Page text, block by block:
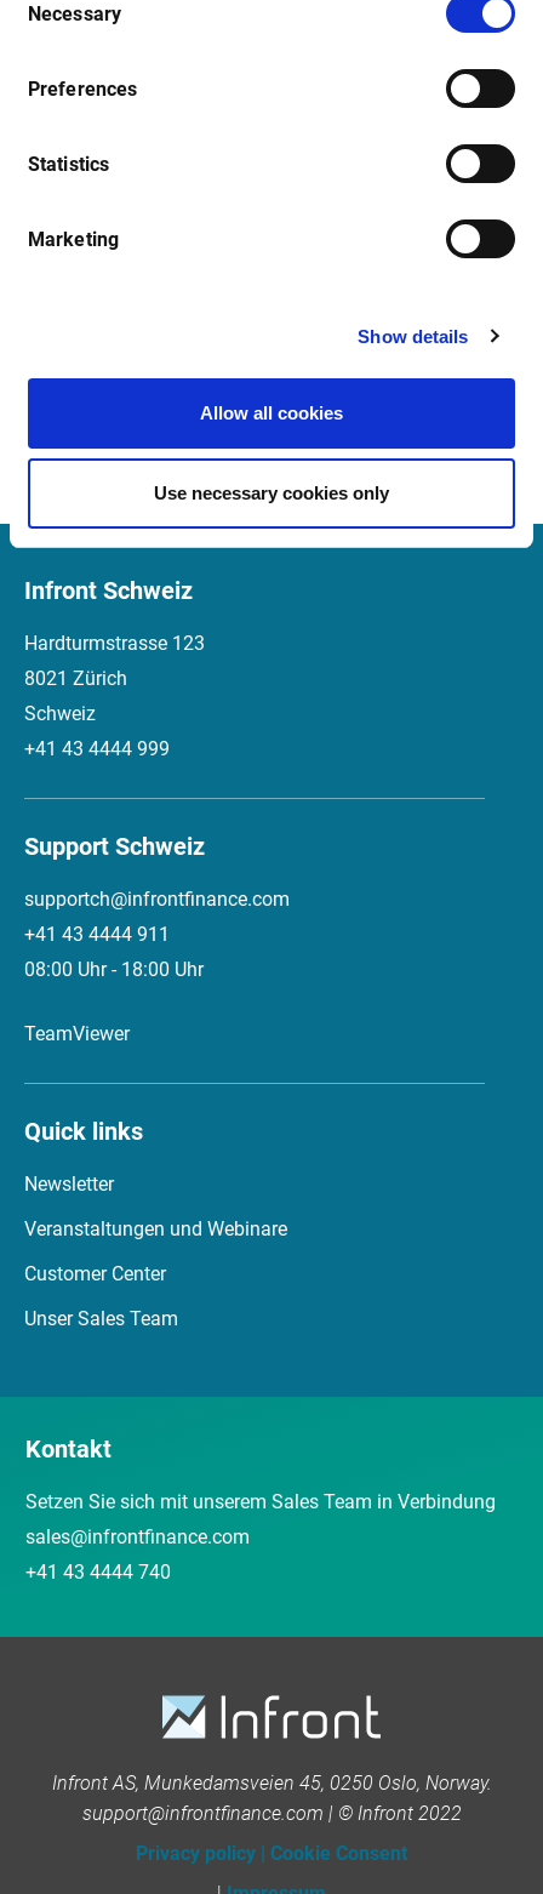
Selection
Necessary
Preferences
Statistics
Marketing
Show details
Allow all cookies
Use necessary cookies only
gesammelt. Mit dem Vorschaumodus können Sie die
Änderungen sofort sehen.
neuer Vergleichsstudien sowie die Möglichkeit,
Infront Schweiz
Hardturmstrasse 123
8021 Zürich
Schweiz
+41 43 4444 999
Support Schweiz
supportch@infrontfinance.com
+41 43 4444 911
08:00 Uhr - 18:00 Uhr
TeamViewer
Quick links
Newsletter
Veranstaltungen und Webinare
Customer Center
Unser Sales Team
Kontakt
Setzen Sie sich mit unserem Sales Team in Verbindung
sales@infrontfinance.com
+41 43 4444 740
Infront AS, Munkedamsveien 45, 0250 Oslo, Norway.
support@infrontfinance.com | © Infront 2022
Privacy policy
Cookie Consent